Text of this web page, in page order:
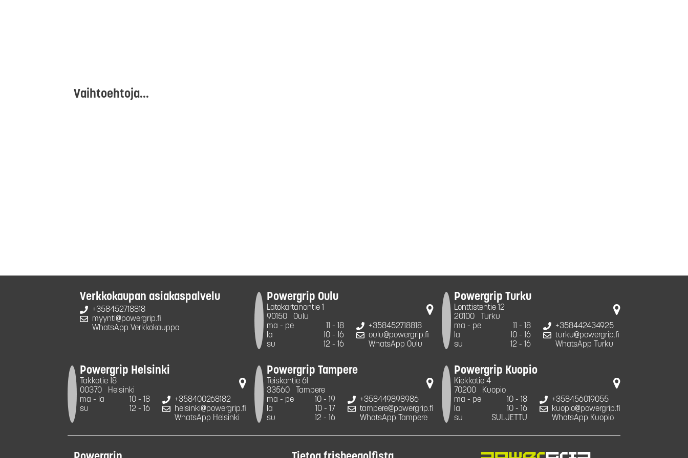
Vaihtoehtoja...
Verkkokaupan asiakaspalvelu
+358452718818
myynti@powergrip.fi
WhatsApp Verkkokauppa
Powergrip Oulu
Latokartanontie 1
90150
Oulu
ma - pe
11 - 18
la
10 - 16
su
12 - 16
+358452718818
oulu@powergrip.fi
WhatsApp Oulu
Powergrip Turku
Lonttistentie 12
20100
Turku
ma - pe
11 - 18
la
10 - 16
su
12 - 16
+358442434925
turku@powergrip.fi
WhatsApp Turku
Powergrip Helsinki
Takkatie 18
00370
Helsinki
ma - la
10 - 18
su
12 - 16
+358400268182
helsinki@powergrip.fi
WhatsApp Helsinki
Powergrip Tampere
Teiskontie 61
33560
Tampere
ma - pe
10 - 19
la
10 - 17
su
12 - 16
+358449898986
tampere@powergrip.fi
WhatsApp Tampere
Powergrip Kuopio
Kiekkotie 4
70200
Kuopio
ma - pe
10 - 18
la
10 - 16
su
SULJETTU
+358456019055
kuopio@powergrip.fi
WhatsApp Kuopio